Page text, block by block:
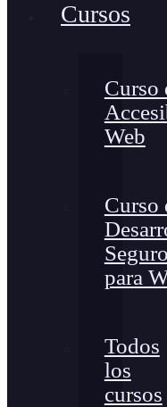
Cursos
Curso
Web
Curso
Seguro
para
Todos
los
cursos